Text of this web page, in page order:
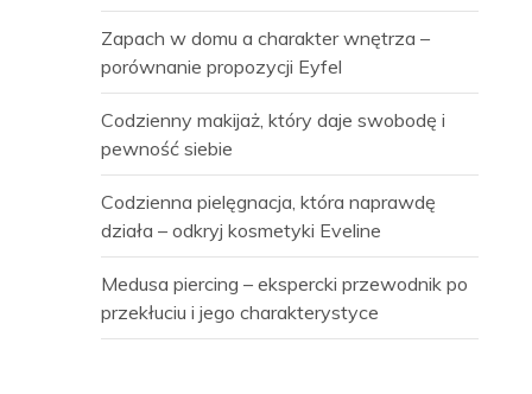
Zapach w domu a charakter wnętrza –
porównanie propozycji Eyfel
Codzienny makijaż, który daje swobodę i
pewność siebie
Codzienna pielęgnacja, która naprawdę
działa – odkryj kosmetyki Eveline
Medusa piercing – ekspercki przewodnik po
przekłuciu i jego charakterystyce